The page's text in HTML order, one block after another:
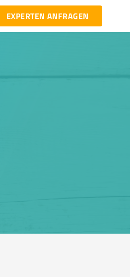
EXPERTEN ANFRAGEN